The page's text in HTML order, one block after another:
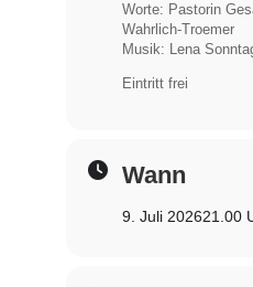
Worte: Pastorin
Wahrlich-Troemer
Musik: Lena
Eintritt frei
Wann
9. Juli 202621.00